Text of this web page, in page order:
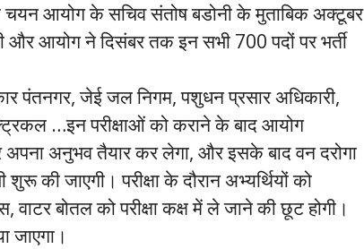
चयन आयोग के सचिव संतोष बडोनी के मुताबिक अक्टूबर
और आयोग ने दिसंबर तक इन सभी 700 पदों पर भर्ती
पंतनगर, जेई जल निगम, पशुधन प्रसार अधिकारी,
…इन परीक्षाओं को कराने के बाद आयोग
अपना अनुभव तैयार कर लेगा, और इसके बाद वन दरोगा
की जाएगी। परीक्षा के दौरान अभ्यर्थियों को
वाटर बोतल को परीक्षा कक्ष में ले जाने की छूट होगी।
जाएगा।